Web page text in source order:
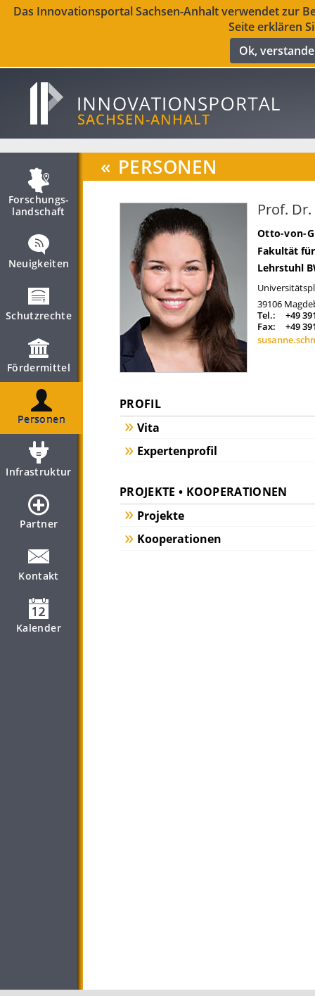
Das Innovationsportal Sachsen-Anhalt verwendet zur
Seite erklären
Ok,
Forschungs­
landschaft
Neuigkeiten
Schutzrechte
Fördermittel
Personen
Infrastruktur
Partner
Kontakt
Kalender
« PERSONEN
Prof.
Otto-von-
Fakultät
Lehrstuhl
39106
Tel.:
+49
Fax:
+49
PROFIL
Vita
Expertenprofil
PROJEKTE • KOOPERATIONEN
Projekte
Kooperationen